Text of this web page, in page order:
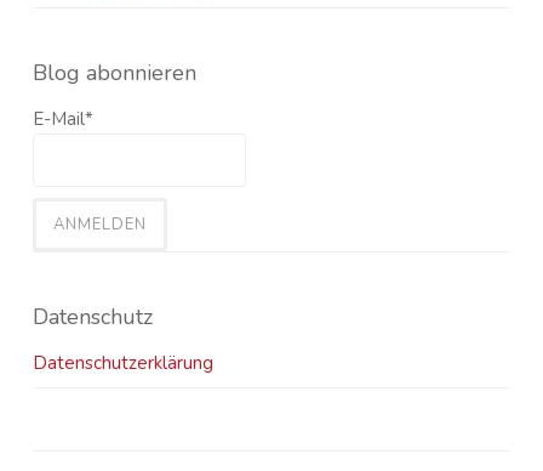
Blog abonnieren
E-Mail*
Datenschutz
Datenschutzerklärung